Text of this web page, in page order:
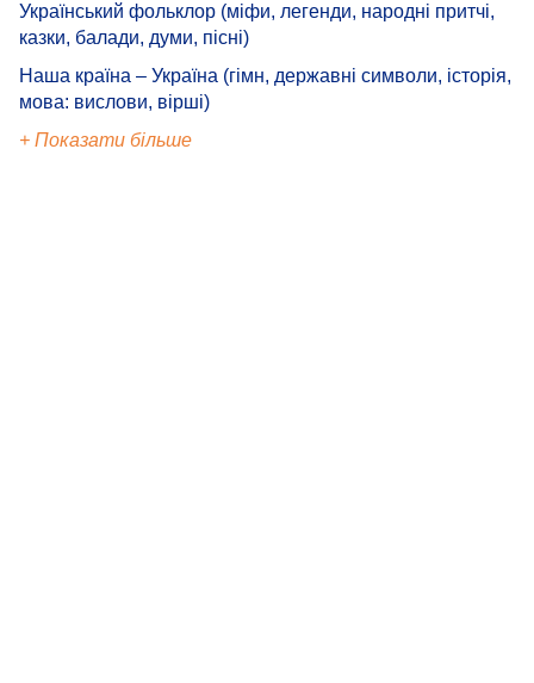
Український фольклор (міфи, легенди, народні притчі,
казки, балади, думи, пісні)
Наша країна – Україна (гімн, державні символи, історія,
мова: вислови, вірші)
+ Показати більше